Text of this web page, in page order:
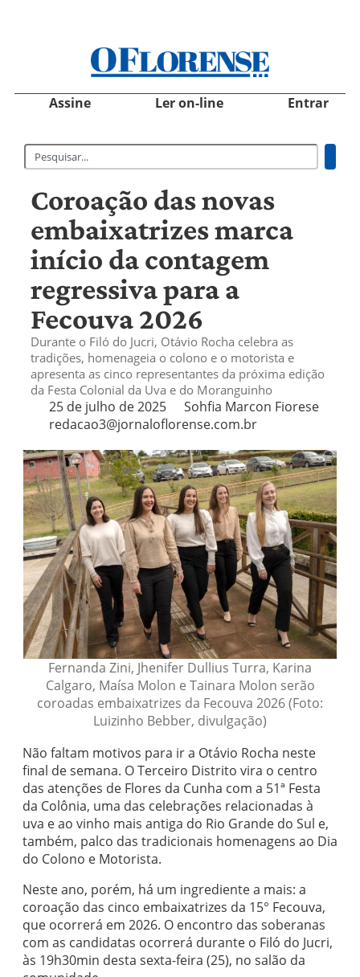
Assine Ler on-line Entrar
Coroação das novas
embaixatrizes marca
início da contagem
regressiva para a
Fecouva 2026
Durante o Filó do Jucri, Otávio Rocha celebra as
tradições, homenageia o colono e o motorista e
apresenta as cinco representantes da próxima edição
da Festa Colonial da Uva e do Moranguinho
25 de julho de 2025
Sohfia Marcon Fiorese
redacao3@jornaloflorense.com.br
Fernanda Zini, Jhenifer Dullius Turra, Karina
Calgaro, Maísa Molon e Tainara Molon serão
coroadas embaixatrizes da Fecouva 2026 (Foto:
Luizinho Bebber, divulgação)
Não faltam motivos para ir a Otávio Rocha neste
final de semana. O Terceiro Distrito vira o centro
das atenções de Flores da Cunha com a 51ª Festa
da Colônia, uma das celebrações relacionadas à
uva e ao vinho mais antiga do Rio Grande do Sul e,
também, palco das tradicionais homenagens ao Dia
do Colono e Motorista.
Neste ano, porém, há um ingrediente a mais: a
coroação das cinco embaixatrizes da 15° Fecouva,
que ocorrerá em 2026. O encontro das soberanas
com as candidatas ocorrerá durante o Filó do Jucri,
às 19h30min desta sexta-feira (25), no salão da